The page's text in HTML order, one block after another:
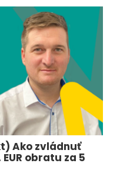
Ako zvládnuť
EUR obratu za 5